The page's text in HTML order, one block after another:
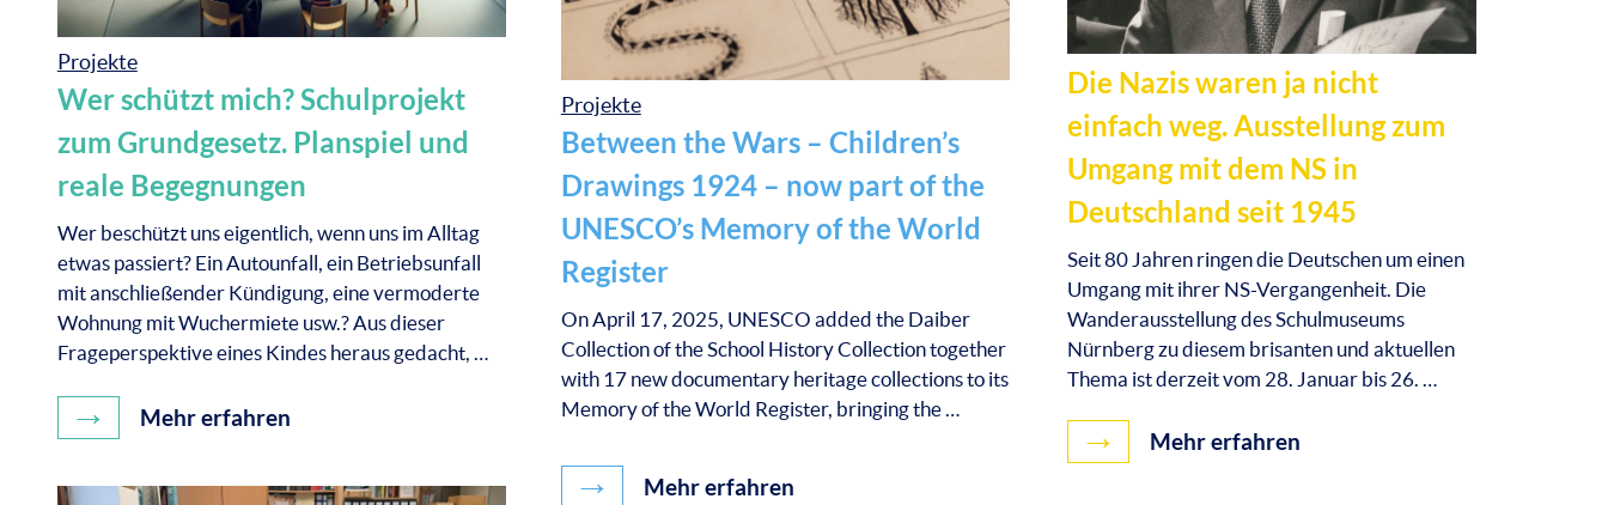
Projekte
Wer schützt mich? Schulprojekt
zum Grundgesetz. Planspiel und
reale Begegnungen
Wer beschützt uns eigentlich, wenn uns im Alltag
etwas passiert? Ein Autounfall, ein Betriebsunfall
mit anschließender Kündigung, eine vermoderte
Wohnung mit Wuchermiete usw.? Aus dieser
Frageperspektive eines Kindes heraus gedacht, …
→ Mehr erfahren
Projekte
Between the Wars – Children’s
Drawings 1924 – now part of the
UNESCO’s Memory of the World
Register
On April 17, 2025, UNESCO added the Daiber
Collection of the School History Collection together
with 17 new documentary heritage collections to its
Memory of the World Register, bringing the …
→ Mehr erfahren
Die Nazis waren ja nicht
einfach weg. Ausstellung zum
Umgang mit dem NS in
Deutschland seit 1945
Seit 80 Jahren ringen die Deutschen um einen
Umgang mit ihrer NS-Vergangenheit. Die
Wanderausstellung des Schulmuseums
Nürnberg zu diesem brisanten und aktuellen
Thema ist derzeit vom 28. Januar bis 26. …
→ Mehr erfahren